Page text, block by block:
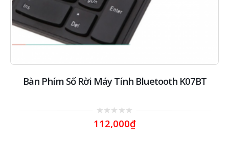
Bàn Phím Số Rời Máy Tính Bluetooth K07BT
0
out
112,000₫